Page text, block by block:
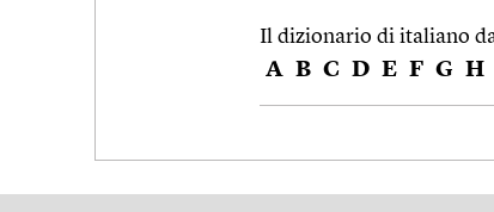
Il dizionario di italiano
A B C D E F G H